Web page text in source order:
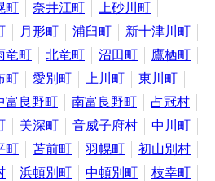
町 奈井江町
上砂川町
月形町 浦臼町
新十津川町
竜町 北竜町 沼田町
鷹栖町
町 愛別町 上川町
東川町
富良野町 南富良野町
占冠村
美深町 音威子府村
中川町
町 苫前町 羽幌町
初山別村
浜頓別町 中頓別町
枝幸町